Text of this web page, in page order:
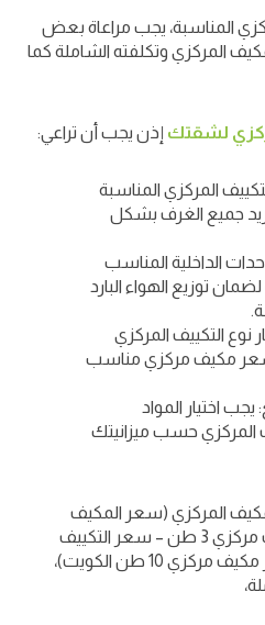
المناسبة، يجب مراعاة بعض
المركزي وتكلفته الشاملة كما
لشقتك إذن يجب أن تراعي:
المركزي المناسبة
جميع الغرف بشكل
الداخلية المناسب
توزيع الهواء البارد
نوع التكييف المركزي
سعر مكيف مركزي مناسب
اختيار المواد
المركزي حسب ميزانيتك
المركزي (سعر المكيف
المركزي الصغير – سعر مكيف مركزي 3 طن – سعر التكييف
المركزي 5 طن الكويت – سعر مكيف مركزي 10 طن الكويت)،